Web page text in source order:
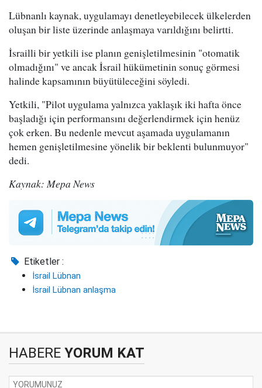
Lübnanlı kaynak, uygulamayı denetleyebilecek ülkelerden
oluşan bir liste üzerinde anlaşmaya varıldığını belirtti.
İsrailli bir yetkili ise planın genişletilmesinin "otomatik
olmadığını" ve ancak İsrail hükümetinin sonuç görmesi
halinde kapsamının büyütüleceğini söyledi.
Yetkili, "Pilot uygulama yalnızca yaklaşık iki hafta önce
başladığı için performansını değerlendirmek için henüz
çok erken. Bu nedenle mevcut aşamada uygulamanın
hemen genişletilmesine yönelik bir beklenti bulunmuyor"
dedi.
Kaynak: Mepa News
Etiketler :
İsrail Lübnan
İsrail Lübnan anlaşma
HABERE YORUM KAT